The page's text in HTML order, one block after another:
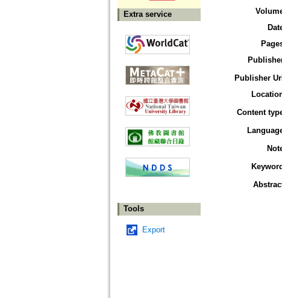
Extra service
Tools
Export
Publisher Url
Content
Keyword